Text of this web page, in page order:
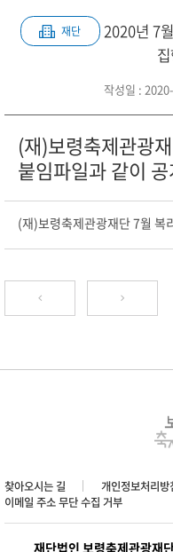
재단
2020년 7
작성일 :
(재)보령축제관광
붙임파일과 같이
(재)보령축제관광재단 7월
찾아오시는 길 개인정보처리방
이메일 주소 무단 수집 거부
재단법인 보령축제관광재